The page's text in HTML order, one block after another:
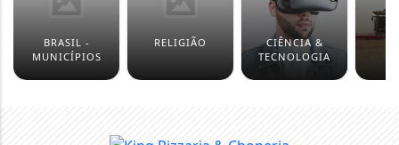
BRASIL -
MUNICÍPIOS
RELIGIÃO
CIÊNCIA &
TECNOLOGIA